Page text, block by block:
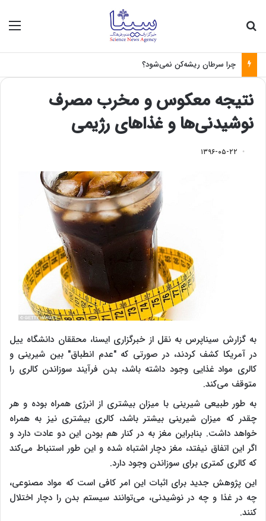
چرا سرطان ریشه‌کن نمی‌شود؟
نتیجه معکوس و مخرب مصرف
نوشیدنی‌ها و غذاهای رژیمی
۱۳۹۶-۰۵-۲۲
به گزارش سیناپرس به نقل از خبرگزاری ایسنا، محققان دانشگاه ییل
در آمریکا کشف کردند، در صورتی که "عدم انطباق" بین شیرینی و
کالری مواد غذایی وجود داشته باشد، بدن فرآیند سوزاندن کالری را
متوقف می‌کند.
به طور طبیعی شیرینی با میزان بیشتری از انرژی همراه بوده و هر
چقدر که میزان شیرینی بیشتر باشد، کالری بیشتری نیز به همراه
خواهد داشت. بنابراین مغز به در کنار هم بودن این دو عادت دارد و
اگر این اتفاق نیفتد، مغز دچار اشتباه شده و این طور استنباط می‌کند
که کالری کمتری برای سوزاندن وجود دارد.
این پژوهش جدید برای اثبات این امر کافی است که مواد مصنوعی،
چه در غذا و چه در نوشیدنی، می‌توانند سیستم بدن را دچار اختلال
کنند.